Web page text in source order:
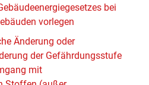
bei
vorlegen
Änderung oder
der Gefährdungsstufe
mit